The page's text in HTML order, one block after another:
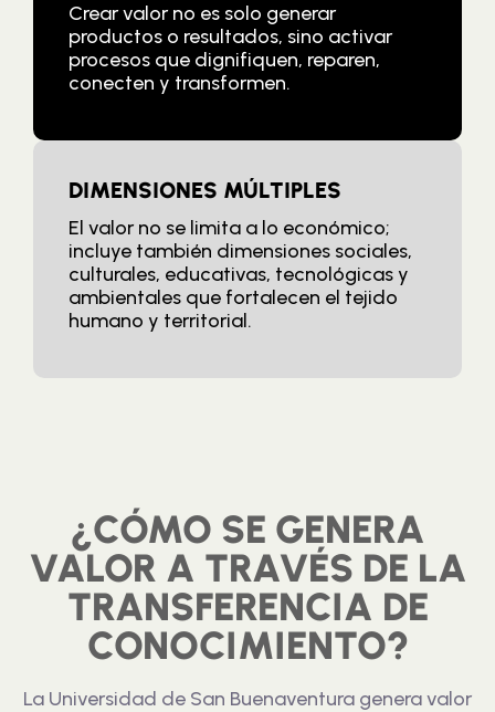
Crear valor no es solo generar
productos o resultados, sino activar
procesos que dignifiquen, reparen,
conecten y transformen.
DIMENSIONES MÚLTIPLES
El valor no se limita a lo económico;
incluye también dimensiones sociales,
culturales, educativas, tecnológicas y
ambientales que fortalecen el tejido
humano y territorial.
¿CÓMO SE GENERA
VALOR A TRAVÉS DE LA
TRANSFERENCIA DE
CONOCIMIENTO?
La Universidad de San Buenaventura genera valor